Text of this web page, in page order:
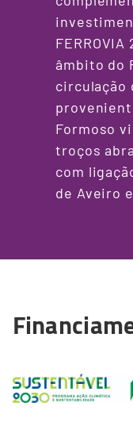
âmbito do
circulação
Formoso
troços
com
de Aveiro